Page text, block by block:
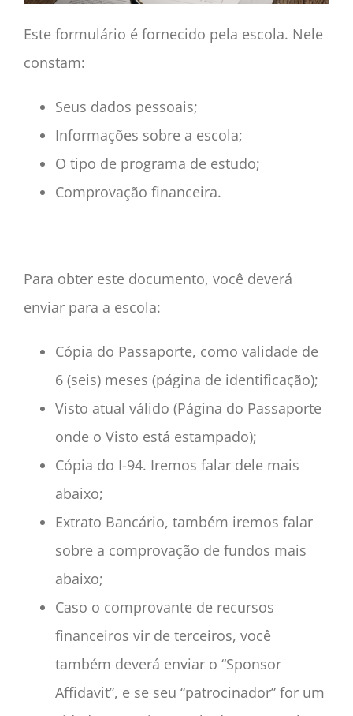
Este formulário é fornecido pela escola. Nele
constam:
Seus dados pessoais;
Informações sobre a escola;
O tipo de programa de estudo;
Comprovação financeira.
Para obter este documento, você deverá
enviar para a escola:
Cópia do Passaporte, como validade de
6 (seis) meses (página de identificação);
Visto atual válido (Página do Passaporte
onde o Visto está estampado);
Cópia do I-94. Iremos falar dele mais
abaixo;
Extrato Bancário, também iremos falar
sobre a comprovação de fundos mais
abaixo;
Caso o comprovante de recursos
financeiros vir de terceiros, você
também deverá enviar o “Sponsor
Affidavit”, e se seu “patrocinador” for um